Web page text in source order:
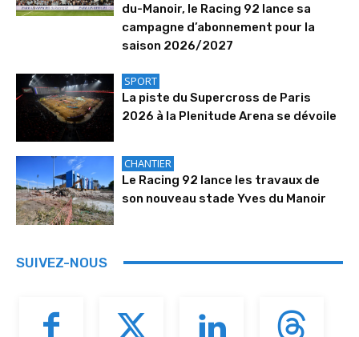
du-Manoir, le Racing 92 lance sa
campagne d’abonnement pour la
saison 2026/2027
SPORT
La piste du Supercross de Paris
2026 à la Plenitude Arena se dévoile
CHANTIER
Le Racing 92 lance les travaux de
son nouveau stade Yves du Manoir
SUIVEZ-NOUS